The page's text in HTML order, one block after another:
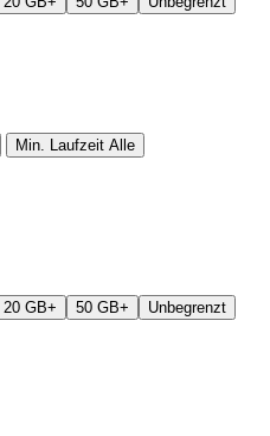
Min. Laufzeit Alle
20 GB+ 50 GB+ Unbegrenzt